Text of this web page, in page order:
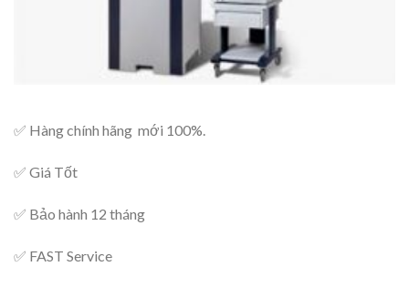
✅ Hàng chính hãng mới 100%.
✅ Giá Tốt
✅ Bảo hành 12 tháng
✅ FAST Service